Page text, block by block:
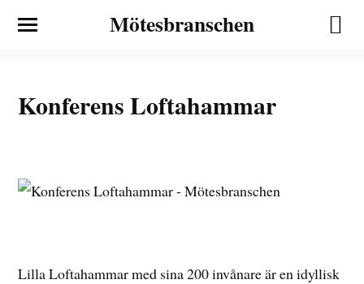
Mötesbranschen
Konferens Loftahammar
Lilla Loftahammar med sina 200 invånare är en idyllisk